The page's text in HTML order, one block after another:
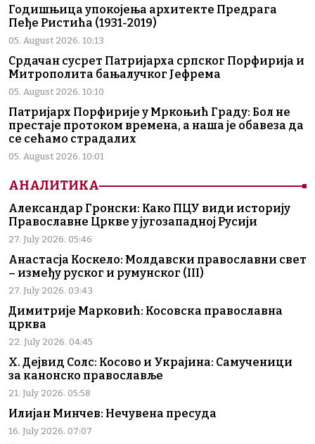
Годишњица упокојења архитекте Предрага
Пеђе Ристића (1931-2019)
05. August 2026. 10:13
Срдачан сусрет Патријарха српског Порфирија и
Митрополита бањалучког Јефрема
05. August 2026. 10:10
Патријарх Порфирије у Мркоњић Граду: Бол не
престаје протоком времена, а наша је обавеза да
се сећамо страдалих
05. August 2026. 10:01
АНАЛИТИКА
Александар Гронски: Како ПЦУ види историју
Православне Цркве у југозападној Русији
27. July 2026. 05:46
Анастасја Коскело: Молдавски православни свет
– између руског и румунског (III)
27. July 2026. 03:43
Димитрије Марковић: Косовска православна
црква
22. July 2026. 04:45
Х. Дејвид Солс: Косово и Украјина: Самученици
за канонско православље
21. July 2026. 05:58
Илијан Минчев: Нечувена пресуда
16. July 2026. 07:07